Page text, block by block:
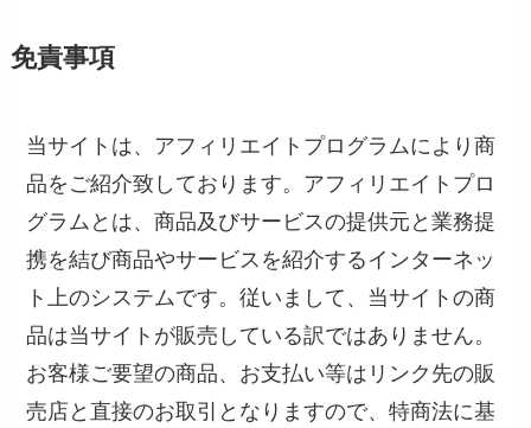
免責事項
当サイトは、アフィリエイトプログラムにより商
品をご紹介致しております。アフィリエイトプロ
グラムとは、商品及びサービスの提供元と業務提
携を結び商品やサービスを紹介するインターネッ
ト上のシステムです。従いまして、当サイトの商
品は当サイトが販売している訳ではありません。
お客様ご要望の商品、お支払い等はリンク先の販
売店と直接のお取引となりますので、特商法に基